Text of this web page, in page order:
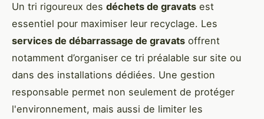
Un tri rigoureux des déchets de gravats est
essentiel pour maximiser leur recyclage. Les
services de débarrassage de gravats offrent
notamment d’organiser ce tri préalable sur site ou
dans des installations dédiées. Une gestion
responsable permet non seulement de protéger
l'environnement, mais aussi de limiter les